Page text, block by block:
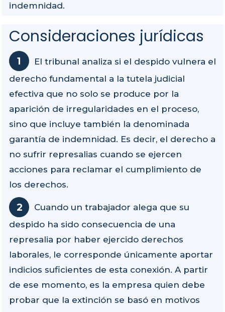
indemnidad.
Consideraciones jurídicas
El tribunal analiza si el despido vulnera el
derecho fundamental a la tutela judicial
efectiva que no solo se produce por la
aparición de irregularidades en el proceso,
sino que incluye también la denominada
garantía de indemnidad. Es decir, el derecho a
no sufrir represalias cuando se ejercen
acciones para reclamar el cumplimiento de
los derechos.
Cuando un trabajador alega que su
despido ha sido consecuencia de una
represalia por haber ejercido derechos
laborales, le corresponde únicamente aportar
indicios suficientes de esta conexión. A partir
de ese momento, es la empresa quien debe
probar que la extinción se basó en motivos